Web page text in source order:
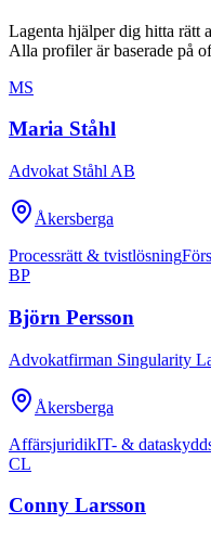
Lagenta hjälper dig hitta rätt
Alla profiler är baserade på
MS
Maria Ståhl
Advokat Ståhl AB
Åkersberga
Processrätt & tvistlösning
BP
Björn Persson
Advokatfirman Singularity
Åkersberga
AffärsjuridikIT- &
CL
Conny Larsson